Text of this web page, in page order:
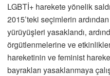
LGBTİ+ harekete yönelik
2015’teki seçimlerin
yürüyüşleri yasaklandı,
örgütlenmelerine ve
hareketinin ve feminist
bayrakları yasaklanmaya